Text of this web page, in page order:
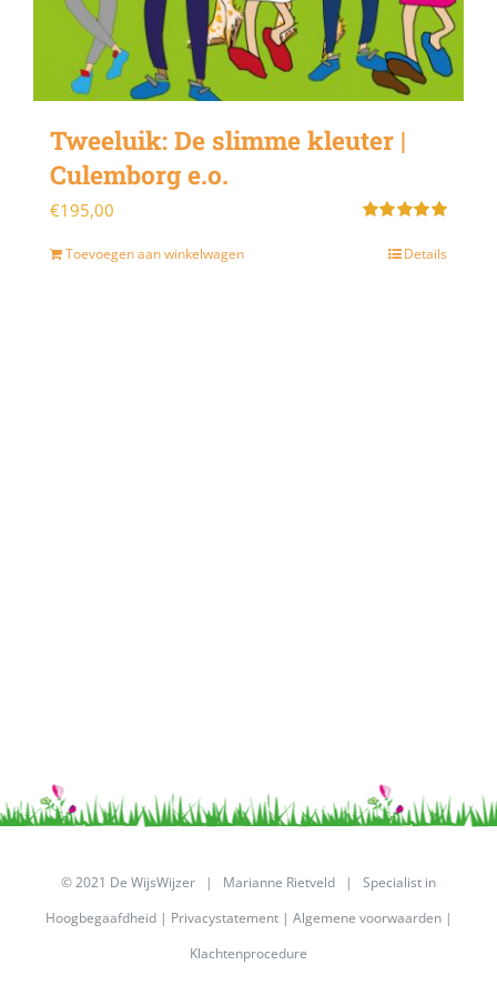
Tweeluik: De slimme kleuter |
Culemborg e.o.
5.00uit 5
€195,00
Toevoegen aan winkelwagen Details
© 2021 De WijsWijzer | Marianne Rietveld | Specialist in
Hoogbegaafdheid | Privacystatement| Algemene voorwaarden|
Klachtenprocedure